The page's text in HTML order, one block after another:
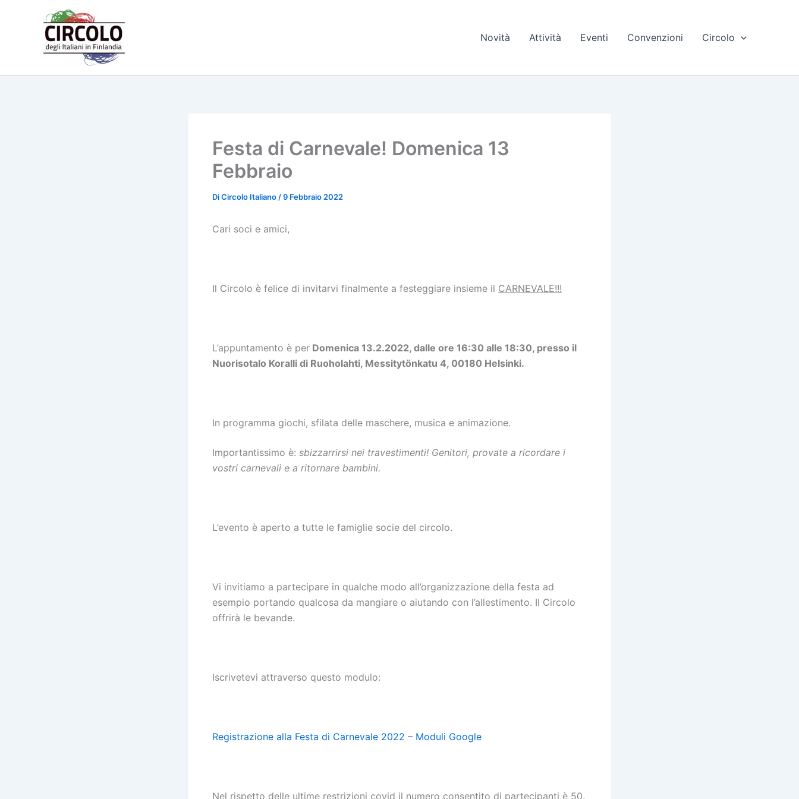
Novità Attività Eventi Convenzioni Circolo
Festa di Carnevale! Domenica 13
Febbraio
DiCircolo Italiano /9 Febbraio 2022
Cari soci e amici,
Il Circolo è felice di invitarvi finalmente a festeggiare insieme il CARNEVALE!!!
L’appuntamento è per Domenica 13.2.2022, dalle ore 16:30 alle 18:30, presso il
Nuorisotalo Koralli di Ruoholahti, Messitytönkatu 4, 00180 Helsinki.
In programma giochi, sfilata delle maschere, musica e animazione.
Importantissimo è: sbizzarrirsi nei travestimenti! Genitori, provate a ricordare i
vostri carnevali e a ritornare bambini.
L’evento è aperto a tutte le famiglie socie del circolo.
Vi invitiamo a partecipare in qualche modo all’organizzazione della festa ad
esempio portando qualcosa da mangiare o aiutando con l’allestimento. Il Circolo
offrirà le bevande.
Iscrivetevi attraverso questo modulo:
Registrazione alla Festa di Carnevale 2022 – Moduli Google
Nel rispetto delle ultime restrizioni covid il numero consentito di partecipanti è 50.